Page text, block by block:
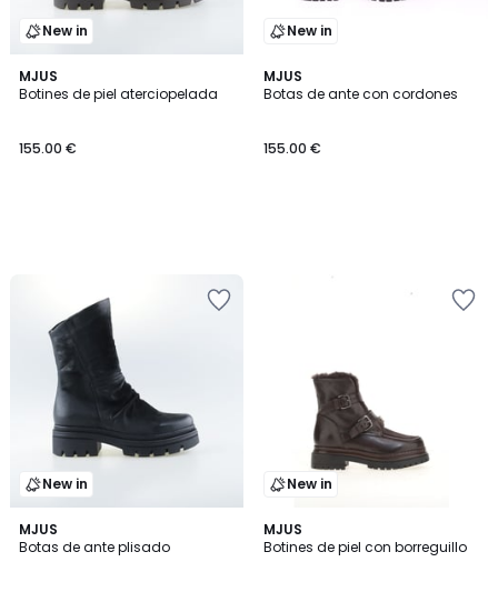
New in
MJUS
Botines de piel aterciopelada
155.00 €
New in
MJUS
Botas de ante con cordones
155.00 €
New in
MJUS
Botas de ante plisado
New in
MJUS
Botines de piel con borreguillo